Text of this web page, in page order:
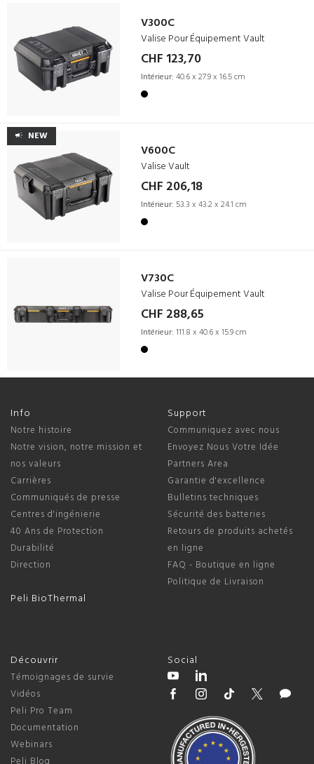
V300C
Valise Pour Équipement Vault
CHF 123,70
Intérieur: 40.6 x 27.9 x 16.5 cm
NEW
V600C
Valise Vault
CHF 206,18
Intérieur: 53.3 x 43.2 x 24.1 cm
V730C
Valise Pour Équipement Vault
CHF 288,65
Intérieur: 111.8 x 40.6 x 15.9 cm
Info
Notre histoire
Notre vision, notre mission et
nos valeurs
Carrières
Communiqués de presse
Centres d'ingénierie
40 Ans de Protection
Durabilité
Direction
Peli BioThermal
Support
Communiquez avec nous
Envoyez Nous Votre Idée
Partners Area
Garantie d'excellence
Bulletins techniques
Sécurité des batteries
Retours de produits achetés
en ligne
FAQ - Boutique en ligne
Politique de Livraison
Découvrir
Témoignages de survie
Vidéos
Peli Pro Team
Documentation
Webinars
Social